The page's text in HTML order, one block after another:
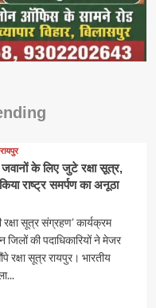
रायपुर
जवानों के लिए जुटे रक्षा सूत्र,
किया राष्ट्र समर्पण का अनूठा
रक्षा सूत्र संग्रहण’ कार्यक्रम
जिलों की पदाधिकारियों ने मेजर
रक्षा सूत्र रायपुर। भारतीय